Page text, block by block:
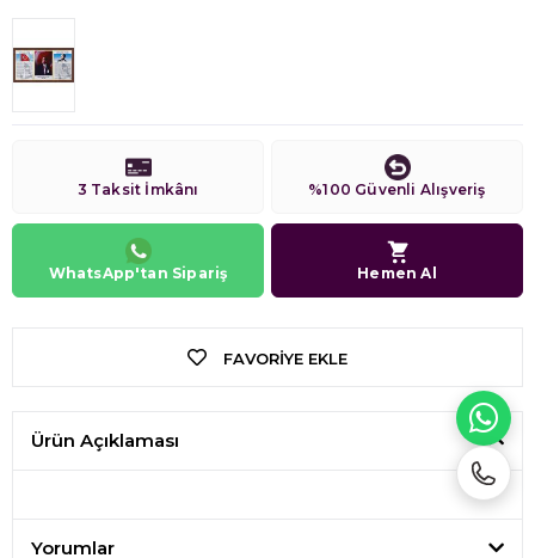
3 Taksit İmkânı %100 Güvenli Alışveriş
WhatsApp'tan Sipariş Hemen Al
FAVORIYE EKLE
Ürün Açıklaması
Yorumlar